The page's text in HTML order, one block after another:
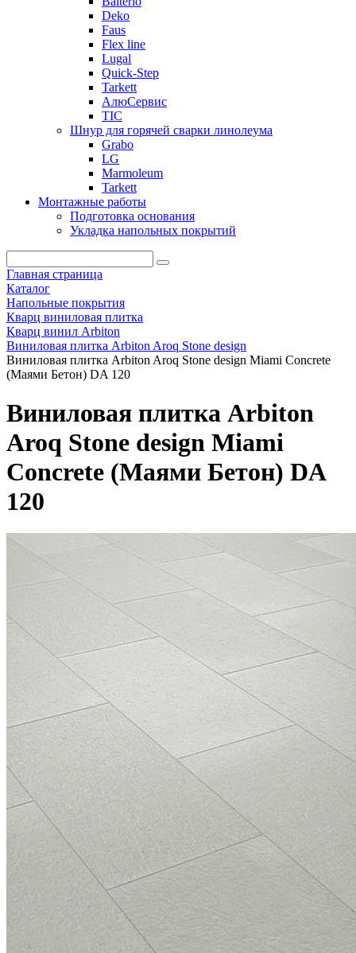
Deko
Faus
Flex line
Lugal
Quick-Step
Tarkett
АлюСервис
ТІС
Шнур для горячей сварки линолеума
Grabo
LG
Marmoleum
Tarkett
Монтажные работы
Подготовка основания
Укладка напольных покрытий
Главная страница
Каталог
Напольные покрытия
Кварц виниловая плитка
Кварц винил Arbiton
Виниловая плитка Arbiton Aroq Stone design
Виниловая плитка Arbiton Aroq Stone design Miami Concrete
(Маями Бетон) DA 120
Виниловая плитка Arbiton
Aroq Stone design Miami
Concrete (Маями Бетон) DA
120